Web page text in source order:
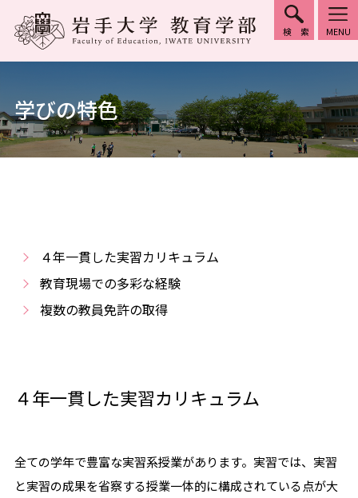
検索 MENU
学びの特色
４年一貫した実習カリキュラム
教育現場での多彩な経験
複数の教員免許の取得
４年一貫した実習カリキュラム
全ての学年で豊富な実習系授業があります。実習では、実習
と実習の成果を省察する授業一体的に構成されている点が大